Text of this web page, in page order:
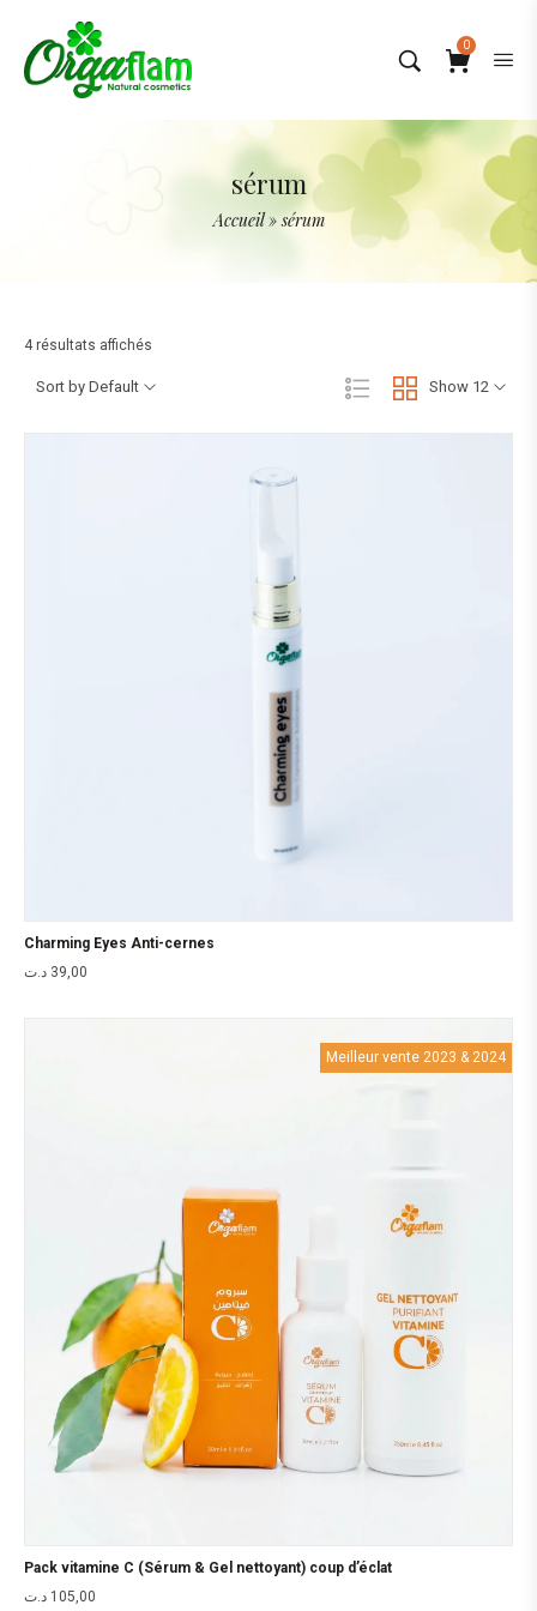
0
sérum
Accueil»sérum
4 résultats affichés
Show 12
Sort by Default
Charming Eyes Anti-cernes
39,00 د.ت
Meilleur vente 2023 & 2024
Pack vitamine C (Sérum & Gel nettoyant) coup d’éclat
105,00 د.ت